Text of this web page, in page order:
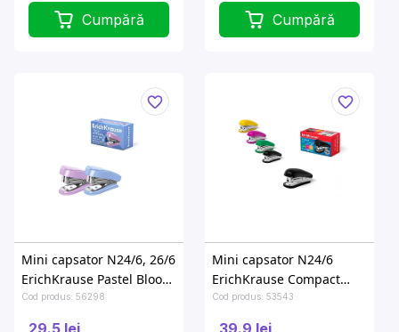
Cumpără Cumpără
Mini capsator N24/6, 26/6
ErichKrause Pastel Bloom
pana la 15 foi
Cod produs: 56298
29.5 lei
Mini capsator N24/6
ErichKrause Compact
pana la 20foi
Cod produs: 53543
39.9 lei